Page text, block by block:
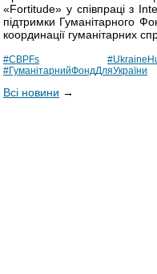
«Fortitude» у співпраці з
підтримки Гуманітарного
координації гуманітарних
#CBPFs
#ГуманітарнийФондДляУкраїни
Всі новини →